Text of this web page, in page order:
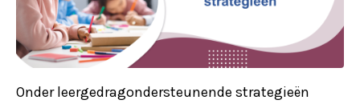
Onder leergedragondersteunende strategieën